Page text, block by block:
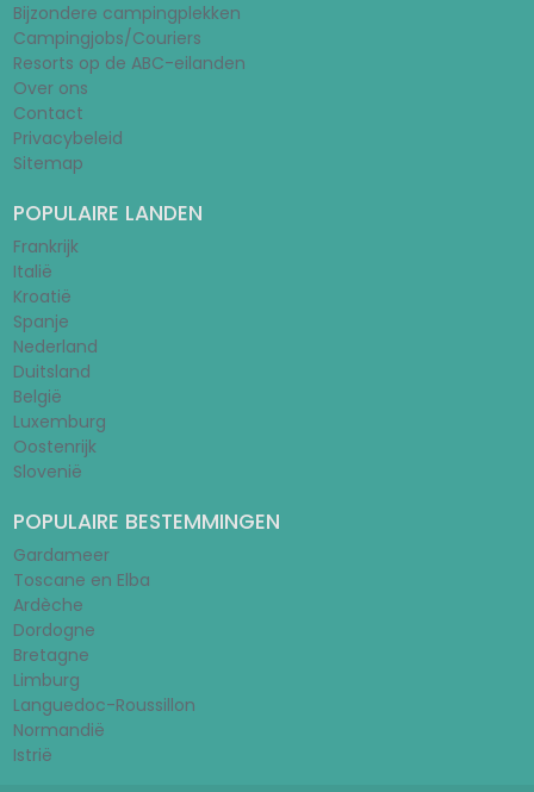
Bijzondere campingplekken
Campingjobs/Couriers
Resorts op de ABC-eilanden
Over ons
Contact
Privacybeleid
Sitemap
POPULAIRE LANDEN
Frankrijk
Italië
Kroatië
Spanje
Nederland
Duitsland
België
Luxemburg
Oostenrijk
Slovenië
POPULAIRE BESTEMMINGEN
Gardameer
Toscane en Elba
Ardèche
Dordogne
Bretagne
Limburg
Languedoc-Roussillon
Normandië
Istrië